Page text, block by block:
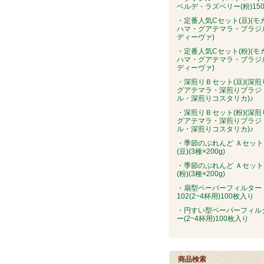
ベルデ・ラズベリー(粉
・定番人気Cセット(豆)(モ
ハマ・グアテマラ・ブラジ
ディーヴァ)
・定番人気Cセット(粉)(モ
ハマ・グアテマラ・ブラジ
ディーヴァ)
・深煎りＢセット(豆)(深煎
グアテマラ・深煎りブラジ
ル・深煎りコスタリカ)♪
・深煎りＢセット(粉)(深煎
グアテマラ・深煎りブラジ
ル・深煎りコスタリカ)♪
・季節のぶれんど Ａセット
(豆)(3種×200g)
・季節のぶれんど Ａセット
(粉)(3種×200g)
・扇型ペーパーフィルター
102(2~4杯用)100枚入り
・円すい型ペーパーフィル
ー(2~4杯用)100枚入り
商品検索